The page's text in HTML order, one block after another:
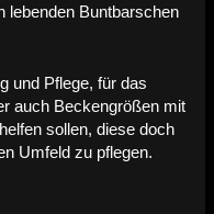
lebenden Buntbarschen
und Pflege, für das
auch Beckengrößen mit
sollen, diese doch
Umfeld zu pflegen.